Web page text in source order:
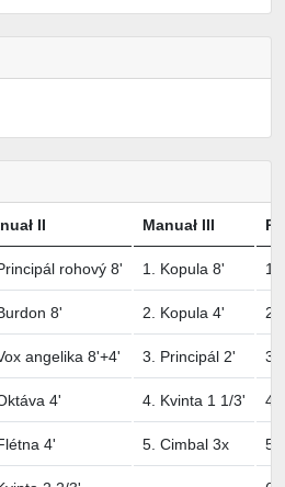
II Manuał III
rohový 8' 1. Kopula 8' 1.
8' 2. Kopula 4' 2.
angelika 8'+4' 3. Principál 2' 3.
4' 4. Kvinta 1 1/3' 4.
4' 5. Cimbal 3x 5.